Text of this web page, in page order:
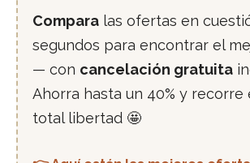
Compara las ofertas en
segundos para encontrar el
— con cancelación gratuita
Ahorra hasta un 40% y recorre
total libertad 🤩